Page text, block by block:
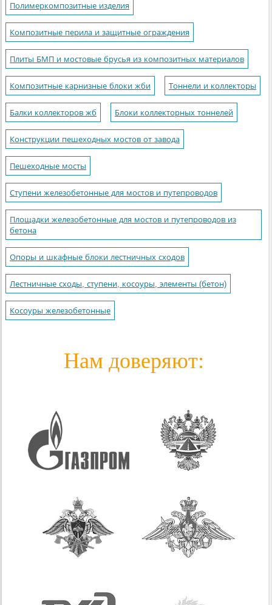
Полимеркомпозитные изделия
Композитные перила и защитные ограждения
Плиты БМП и мостовые брусья из композитных материалов
Композитные карнизные блоки жби Тоннели и коллекторы
Балки коллекторов жб Блоки коллекторных тоннелей
Конструкции пешеходных мостов от завода
Пешеходные мосты
Ступени железобетонные для мостов и путепроводов
Площадки железобетонные для мостов и путепроводов из
бетона
Опоры и шкафные блоки лестничных сходов
Лестничные сходы, ступени, косоуры, элементы (бетон)
Косоуры железобетонные
Нам доверяют: